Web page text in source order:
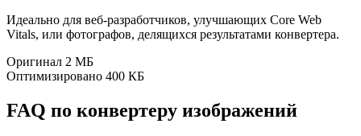
Идеально для веб-разработчиков, улучшающих Core Web
Vitals, или фотографов, делящихся результатами конвертера.
Оригинал 2 МБ
Оптимизировано 400 КБ
FAQ по конвертеру изображений